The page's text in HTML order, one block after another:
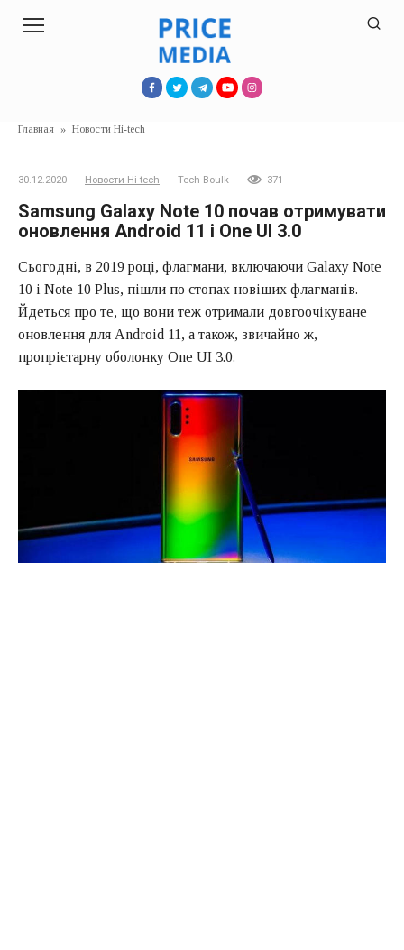
Главная » Новости Hi-tech
30.12.2020 Новости Hi-tech Tech Boulk 371
Samsung Galaxy Note 10 почав отримувати
оновлення Android 11 і One UI 3.0
Сьогодні, в 2019 році, флагмани, включаючи Galaxy Note
10 і Note 10 Plus, пішли по стопах новіших флагманів.
Йдеться про те, що вони теж отримали довгоочікуване
оновлення для Android 11, а також, звичайно ж,
пропрієтарну оболонку One UI 3.0.